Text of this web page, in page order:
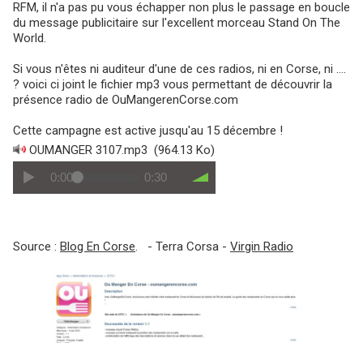
RFM, il n'a pas pu vous échapper non plus le passage en boucle
du message publicitaire sur l'excellent morceau Stand On The
World.
Si vous n'êtes ni auditeur d'une de ces radios, ni en Corse, ni ....
? voici ci joint le fichier mp3 vous permettant de découvrir la
présence radio de OuMangerenCorse.com
Cette campagne est active jusqu'au 15 décembre !
OUMANGER 3107.mp3 (964.13 Ko)
0:00 0:30
Source : Blog En Corse. - Terra Corsa - Virgin Radio